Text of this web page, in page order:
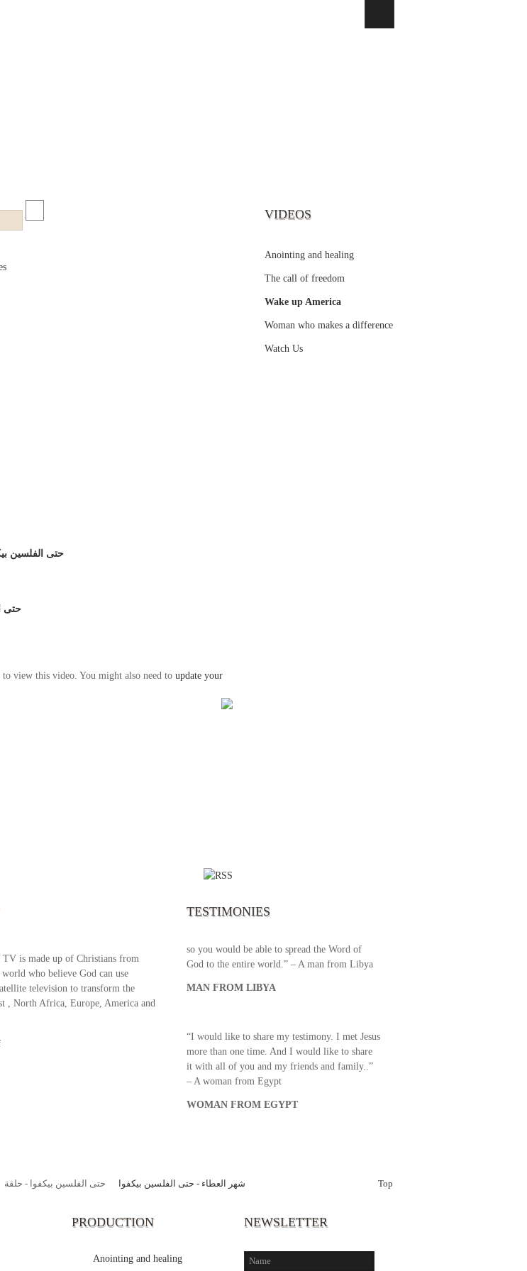
حتى الفلسين
حتى
view this video. You might also need to update your
VIDEOS
Anointing and healing
The call of freedom
Wake up America
Woman who makes a difference
Watch Us
is made up of Christians from
who believe God can use
television to transform the
, North Africa, Europe, America and
TESTIMONIES
your broadcast. I am overwhelmed with joy
excellent programs. Could you please extent
your airtime a bit so we can benefit more? May
so you would be able to spread the Word of
God to the entire world.” – A man from Libya
MAN FROM LIBYA
“I would like to share my testimony. I met Jesus
more than one time. And I would like to share
it with all of you and my friends and family..”
– A woman from Egypt
WOMAN FROM EGYPT
شهر العطاء - حتى الفلسين بيكفوا
حتى الفلسين بيكفوا - حلقة
Top
PRODUCTION
Anointing and healing
NEWSLETTER